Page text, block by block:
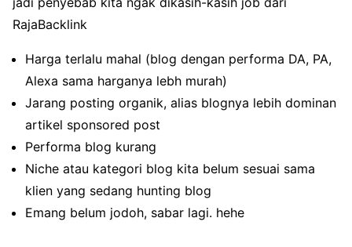
RajaBacklink
Harga terlalu mahal (blog dengan performa DA, PA,
Alexa sama harganya lebh murah)
Jarang posting organik, alias blognya lebih dominan
artikel sponsored post
Performa blog kurang
Niche atau kategori blog kita belum sesuai sama
klien yang sedang hunting blog
Emang belum jodoh, sabar lagi. hehe